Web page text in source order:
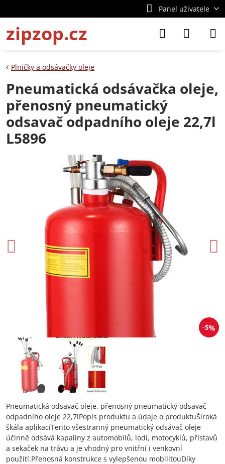
Panel uživatele
zipzop.cz
5%
Plničky a odsávačky oleje
Pneumatická odsávačka oleje,
přenosný pneumatický
odsavač odpadního oleje 22,7l
L5896
Pneumatická odsavač oleje, přenosný pneumatický odsavač
odpadního oleje 22,7lPopis produktu a údaje o produktuŠiroká
škála aplikacíTento všestranný pneumatický odsávač oleje
účinně odsává kapaliny z automobilů, lodí, motocyklů, přístavů
a sekaček na trávu a je vhodný pro vnitřní i venkovní
použití.Přenosná konstrukce s vylepšenou mobilitouDíky